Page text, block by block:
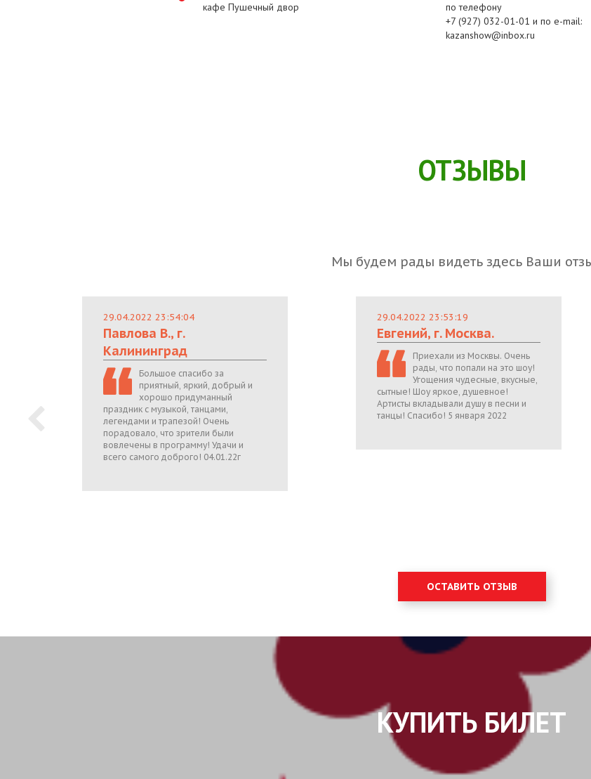
кафе Пушечный двор
по телефону
+7 (927) 032-01-01 и по e-mail:
kazanshow@inbox.ru
ОТЗЫВЫ
Мы будем рады видеть здесь Ваши
29.04.2022 23:54:04
Павлова В., г.
Калининград
Большое спасибо за
приятный, яркий, добрый и
хорошо придуманный
праздник с музыкой, танцами,
легендами и трапезой! Очень
порадовало, что зрители были
вовлечены в программу! Удачи и
всего самого доброго! 04.01.22г
29.04.2022 23:53:19
Евгений, г. Москва.
Приехали из Москвы. Очень
рады, что попали на это шоу!
Угощения чудесные, вкусные,
сытные! Шоу яркое, душевное!
Артисты вкладывали душу в песни и
танцы! Спасибо! 5 января 2022
ОСТАВИТЬ ОТЗЫВ
КУПИТЬ БИЛЕТ